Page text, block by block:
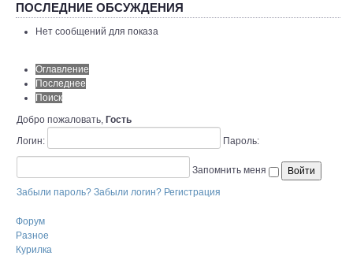
ПОСЛЕДНИЕ ОБСУЖДЕНИЯ
Нет сообщений для показа
Оглавление
Последнее
Поиск
Добро пожаловать, Гость
Логин:
Пароль:
Запомнить меня
Забыли пароль? Забыли логин? Регистрация
Форум
Разное
Курилка